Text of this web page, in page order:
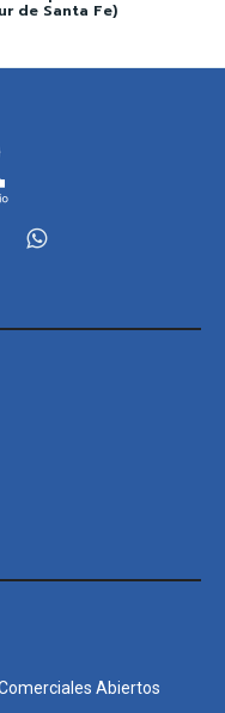
de Santa Fe)
Abiertos